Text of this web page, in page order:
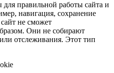
правильной работы сайта и
навигация, сохранение
не сможет
Они не собирают
отслеживания. Этот тип